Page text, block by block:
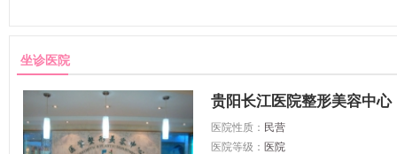
坐诊医院
贵阳长江医院整形美容中心
医院性质： 民营
医院等级： 医院